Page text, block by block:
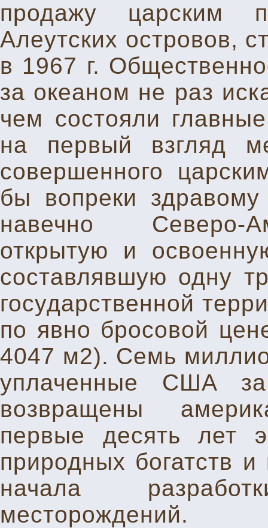
продажу царским
Алеутских островов,
в 1967 г.
за океаном не раз
чем состояли
на первый взгляд
совершенного
бы вопреки
навечно Северо-
открытую и
составлявшую одну
государственной
по явно бросовой
4047 м2). Семь
уплаченные США
возвращены
первые десять лет
природных богатств
начала
месторождений.